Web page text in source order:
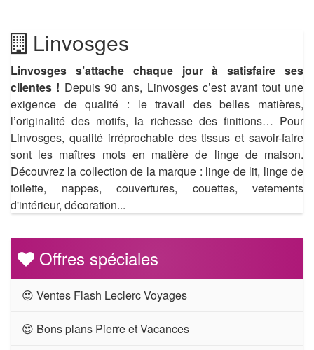
Linvosges
Linvosges s’attache chaque jour à satisfaire ses
clientes ! Depuis 90 ans, Linvosges c’est avant tout une
exigence de qualité : le travail des belles matières,
l’originalité des motifs, la richesse des finitions… Pour
Linvosges, qualité irréprochable des tissus et savoir-faire
sont les maîtres mots en matière de linge de maison.
Découvrez la collection de la marque : linge de lit, linge de
toilette, nappes, couvertures, couettes, vetements
d'intérieur, décoration...
Offres spéciales
😍 Ventes Flash Leclerc Voyages
😍 Bons plans Pierre et Vacances